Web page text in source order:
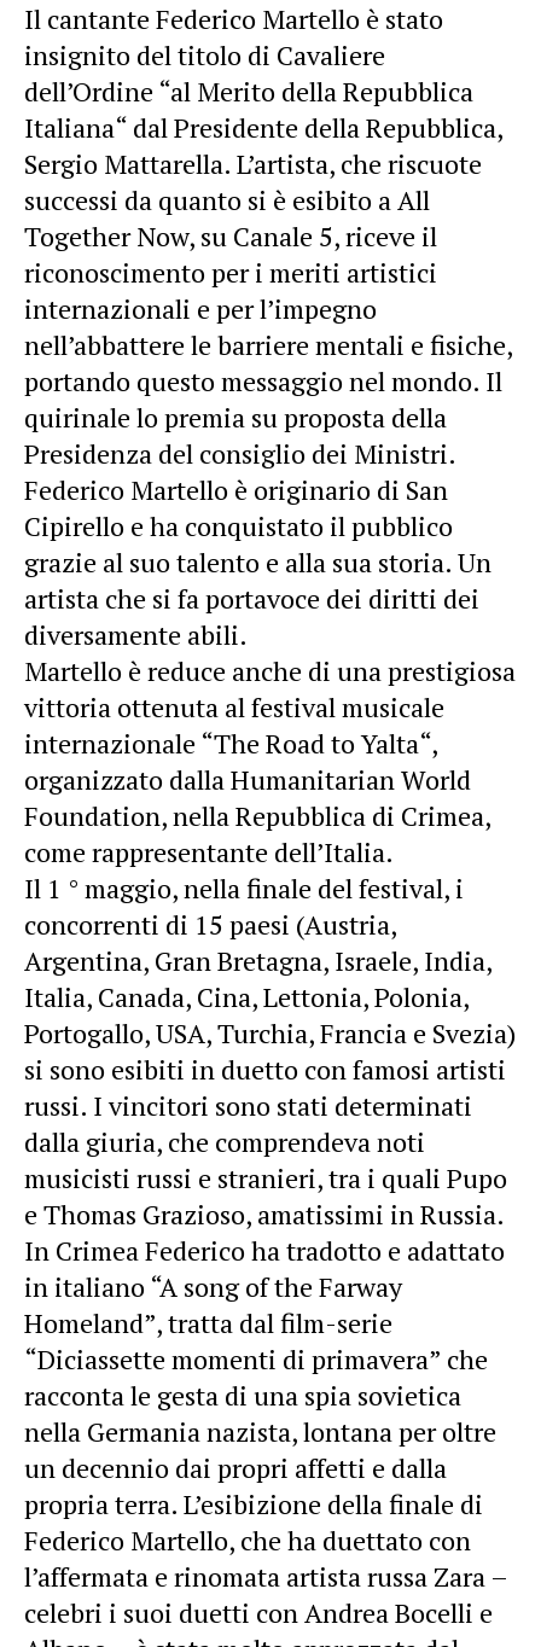
Il cantante Federico Martello è stato
insignito del titolo di Cavaliere
dell’Ordine “al Merito della Repubblica
Italiana“ dal Presidente della Repubblica,
Sergio Mattarella. L’artista, che riscuote
successi da quanto si è esibito a All
Together Now, su Canale 5, riceve il
riconoscimento per i meriti artistici
internazionali e per l’impegno
nell’abbattere le barriere mentali e fisiche,
portando questo messaggio nel mondo. Il
quirinale lo premia su proposta della
Presidenza del consiglio dei Ministri.
Federico Martello è originario di San
Cipirello e ha conquistato il pubblico
grazie al suo talento e alla sua storia. Un
artista che si fa portavoce dei diritti dei
diversamente abili.
Martello è reduce anche di una prestigiosa
vittoria ottenuta al festival musicale
internazionale “The Road to Yalta“,
organizzato dalla Humanitarian World
Foundation, nella Repubblica di Crimea,
come rappresentante dell’Italia.
Il 1 ° maggio, nella finale del festival, i
concorrenti di 15 paesi (Austria,
Argentina, Gran Bretagna, Israele, India,
Italia, Canada, Cina, Lettonia, Polonia,
Portogallo, USA, Turchia, Francia e Svezia)
si sono esibiti in duetto con famosi artisti
russi. I vincitori sono stati determinati
dalla giuria, che comprendeva noti
musicisti russi e stranieri, tra i quali Pupo
e Thomas Grazioso, amatissimi in Russia.
In Crimea Federico ha tradotto e adattato
in italiano “A song of the Farway
Homeland”, tratta dal film-serie
“Diciassette momenti di primavera” che
racconta le gesta di una spia sovietica
nella Germania nazista, lontana per oltre
un decennio dai propri affetti e dalla
propria terra. L’esibizione della finale di
Federico Martello, che ha duettato con
l’affermata e rinomata artista russa Zara –
celebri i suoi duetti con Andrea Bocelli e